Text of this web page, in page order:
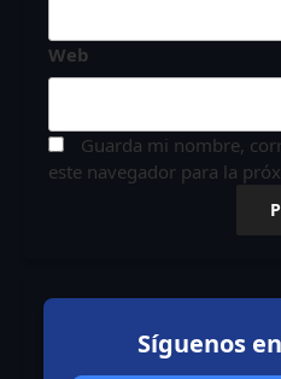
Web
Guarda mi nombre,
este navegador para la
Síguenos